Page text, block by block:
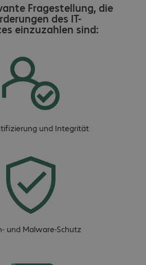
Fragestellung, die
des IT-
einzuzahlen sind:
und Integrität
und Malware-Schutz